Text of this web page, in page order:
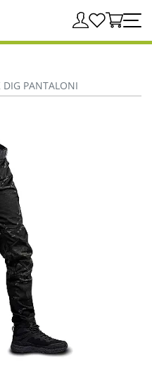
PANTALONI